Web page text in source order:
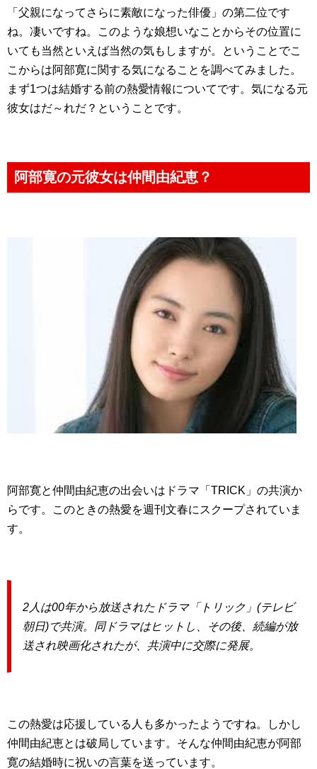
「父親になってさらに素敵になった俳優」の第二位です
ね。凄いですね。このような娘想いなことからその位置に
いても当然といえば当然の気もしますが。ということでこ
こからは阿部寛に関する気になることを調べてみました。
まず1つは結婚する前の熱愛情報についてです。気になる元
彼女はだ～れだ？ということです。
阿部寛の元彼女は仲間由紀恵？
阿部寛と仲間由紀恵の出会いはドラマ「TRICK」の共演か
らです。このときの熱愛を週刊文春にスクープされていま
す。
2人は00年から放送されたドラマ「トリック」(テレビ
朝日)で共演。同ドラマはヒットし、その後、続編が放
送され映画化されたが、共演中に交際に発展。
この熱愛は応援している人も多かったようですね。しかし
仲間由紀恵とは破局しています。そんな仲間由紀恵が阿部
寛の結婚時に祝いの言葉を送っています。